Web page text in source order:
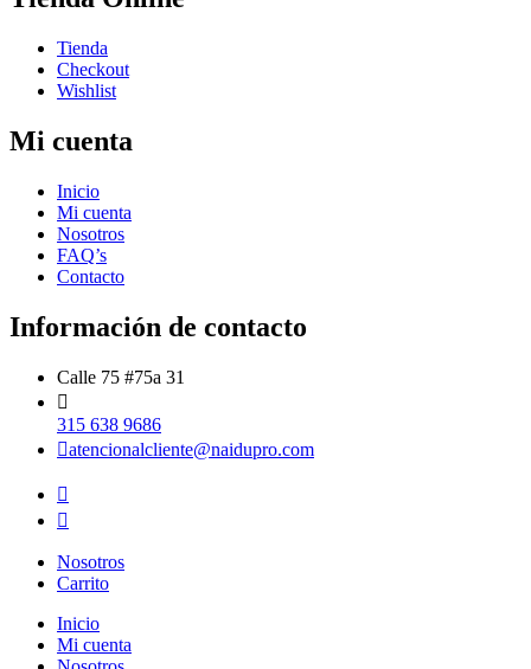
Tienda
Checkout
Wishlist
Mi cuenta
Inicio
Mi cuenta
Nosotros
FAQ’s
Contacto
Información de contacto
Calle 75 #75a 31
315 638 9686
atencionalcliente@naidupro.com
Nosotros
Carrito
Inicio
Mi cuenta